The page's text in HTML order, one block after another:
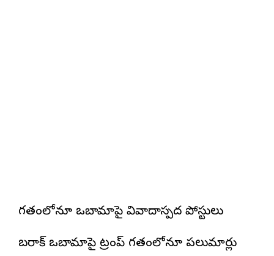
గతంలోనూ ఒబామాపై వివాదాస్పద పోస్టులు
బరాక్ ఒబామాపై ట్రంప్ గతంలోనూ పలుమార్లు